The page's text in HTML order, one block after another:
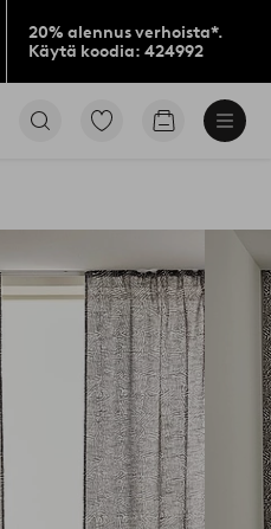
20% alennus verhoista*.
Käytä koodia: 424992
Siirry
Siirry